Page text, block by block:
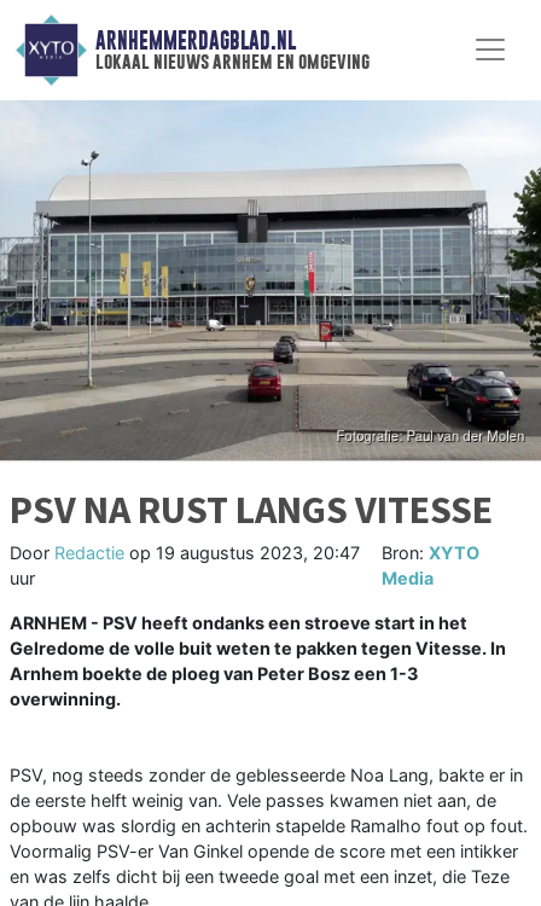
ARNHEMMERDAGBLAD.NL
lokaal nieuws arnhem en omgeving
PSV NA RUST LANGS VITESSE
Door Redactie op 19 augustus 2023, 20:47
uur
Bron: XYTO
Media
ARNHEM - PSV heeft ondanks een stroeve start in het
Gelredome de volle buit weten te pakken tegen Vitesse. In
Arnhem boekte de ploeg van Peter Bosz een 1-3
overwinning.
PSV, nog steeds zonder de geblesseerde Noa Lang, bakte er in
de eerste helft weinig van. Vele passes kwamen niet aan, de
opbouw was slordig en achterin stapelde Ramalho fout op fout.
Voormalig PSV-er Van Ginkel opende de score met een intikker
en was zelfs dicht bij een tweede goal met een inzet, die Teze
van de lijn haalde.